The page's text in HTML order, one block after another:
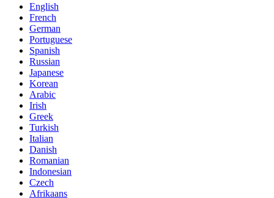
English
French
German
Portuguese
Spanish
Russian
Japanese
Korean
Arabic
Irish
Greek
Turkish
Italian
Danish
Romanian
Indonesian
Czech
Afrikaans